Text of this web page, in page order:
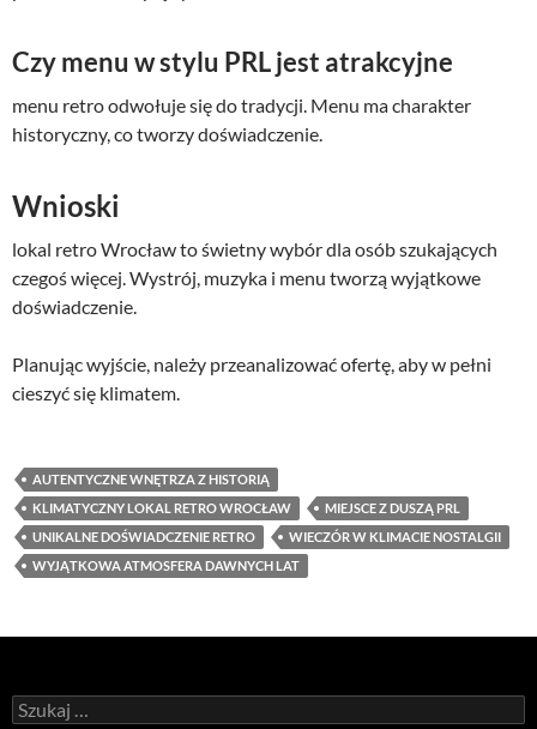
Czy menu w stylu PRL jest atrakcyjne
menu retro odwołuje się do tradycji. Menu ma charakter
historyczny, co tworzy doświadczenie.
Wnioski
lokal retro Wrocław to świetny wybór dla osób szukających
czegoś więcej. Wystrój, muzyka i menu tworzą wyjątkowe
doświadczenie.
Planując wyjście, należy przeanalizować ofertę, aby w pełni
cieszyć się klimatem.
AUTENTYCZNE WNĘTRZA Z HISTORIĄ
KLIMATYCZNY LOKAL RETRO WROCŁAW
MIEJSCE Z DUSZĄ PRL
UNIKALNE DOŚWIADCZENIE RETRO
WIECZÓR W KLIMACIE NOSTALGII
WYJĄTKOWA ATMOSFERA DAWNYCH LAT
Szukaj: